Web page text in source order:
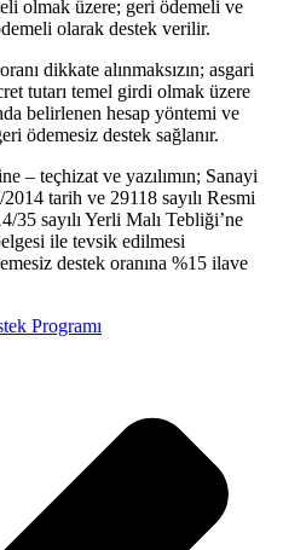
olmak üzere; geri ödemeli ve
olarak destek verilir.
dikkate alınmaksızın; asgari
tutarı temel girdi olmak üzere
belirlenen hesap yöntemi ve
ödemesiz destek sağlanır.
– teçhizat ve yazılımın; Sanayi
tarih ve 29118 sayılı Resmi
35 sayılı Yerli Malı Tebliği’ne
ile tevsik edilmesi
destek oranına %15 ilave
Programı